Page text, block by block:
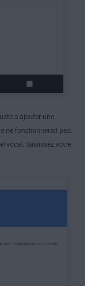
à ajouter une
ne fonctionnerait pas.
vocal. Saisissez votre